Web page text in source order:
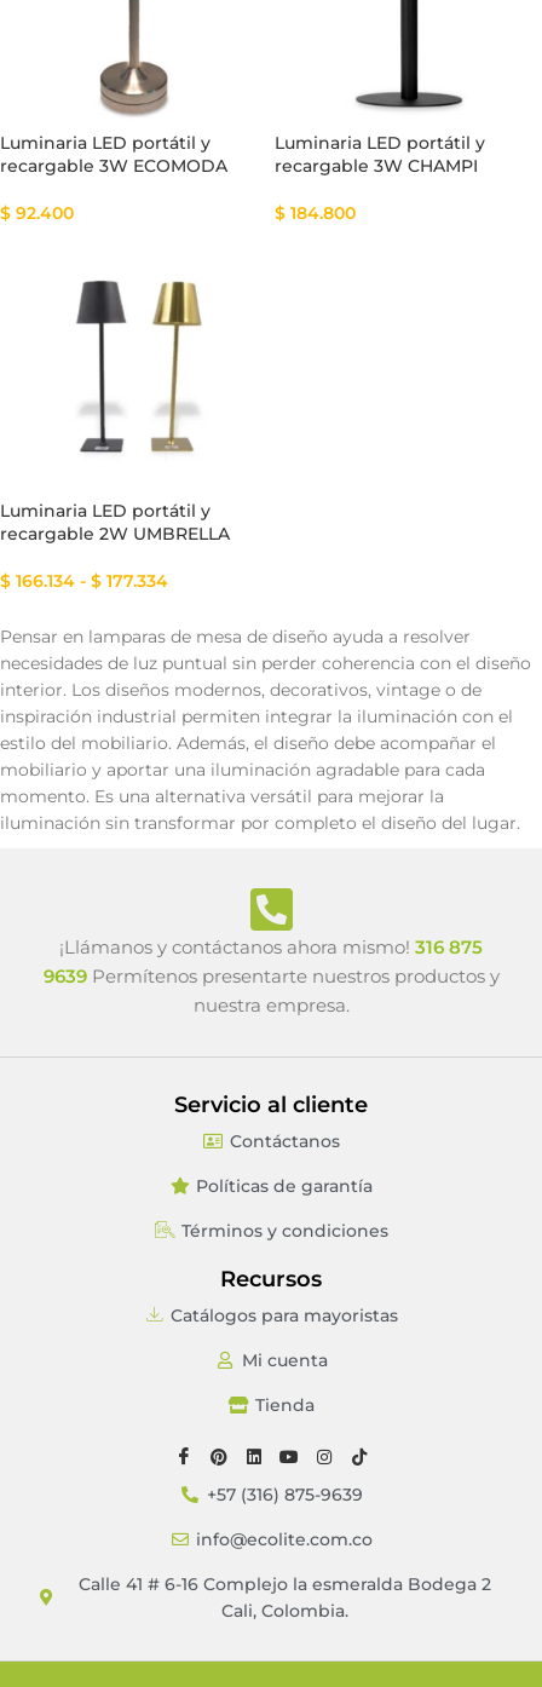
Luminaria LED portátil y
recargable 3W ECOMODA
$ 92.400
Luminaria LED portátil y
recargable 3W CHAMPI
$ 184.800
Luminaria LED portátil y
recargable 2W UMBRELLA
$ 166.134 - $ 177.334
Pensar en lamparas de mesa de diseño ayuda a resolver
necesidades de luz puntual sin perder coherencia con el diseño
interior. Los diseños modernos, decorativos, vintage o de
inspiración industrial permiten integrar la iluminación con el
estilo del mobiliario. Además, el diseño debe acompañar el
mobiliario y aportar una iluminación agradable para cada
momento. Es una alternativa versátil para mejorar la
iluminación sin transformar por completo el diseño del lugar.
¡Llámanos y contáctanos ahora mismo! 316 875
9639Permítenos presentarte nuestros productos y
nuestra empresa.
Servicio al cliente
Contáctanos
Políticas de garantía
Términos y condiciones
Recursos
Catálogos para mayoristas
Mi cuenta
Tienda
+57 (316) 875-9639
info@ecolite.com.co
Calle 41 # 6-16 Complejo la esmeralda Bodega 2
Cali, Colombia.